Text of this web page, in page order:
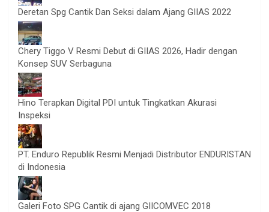
Deretan Spg Cantik Dan Seksi dalam Ajang GIIAS 2022
Chery Tiggo V Resmi Debut di GIIAS 2026, Hadir dengan
Konsep SUV Serbaguna
Hino Terapkan Digital PDI untuk Tingkatkan Akurasi
Inspeksi
PT. Enduro Republik Resmi Menjadi Distributor ENDURISTAN
di Indonesia
Galeri Foto SPG Cantik di ajang GIICOMVEC 2018